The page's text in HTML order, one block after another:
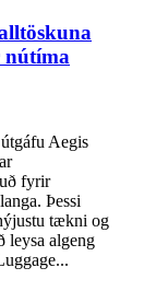
nútíma
Aegis
fyrir
Þessi
tækni og
leysa algeng